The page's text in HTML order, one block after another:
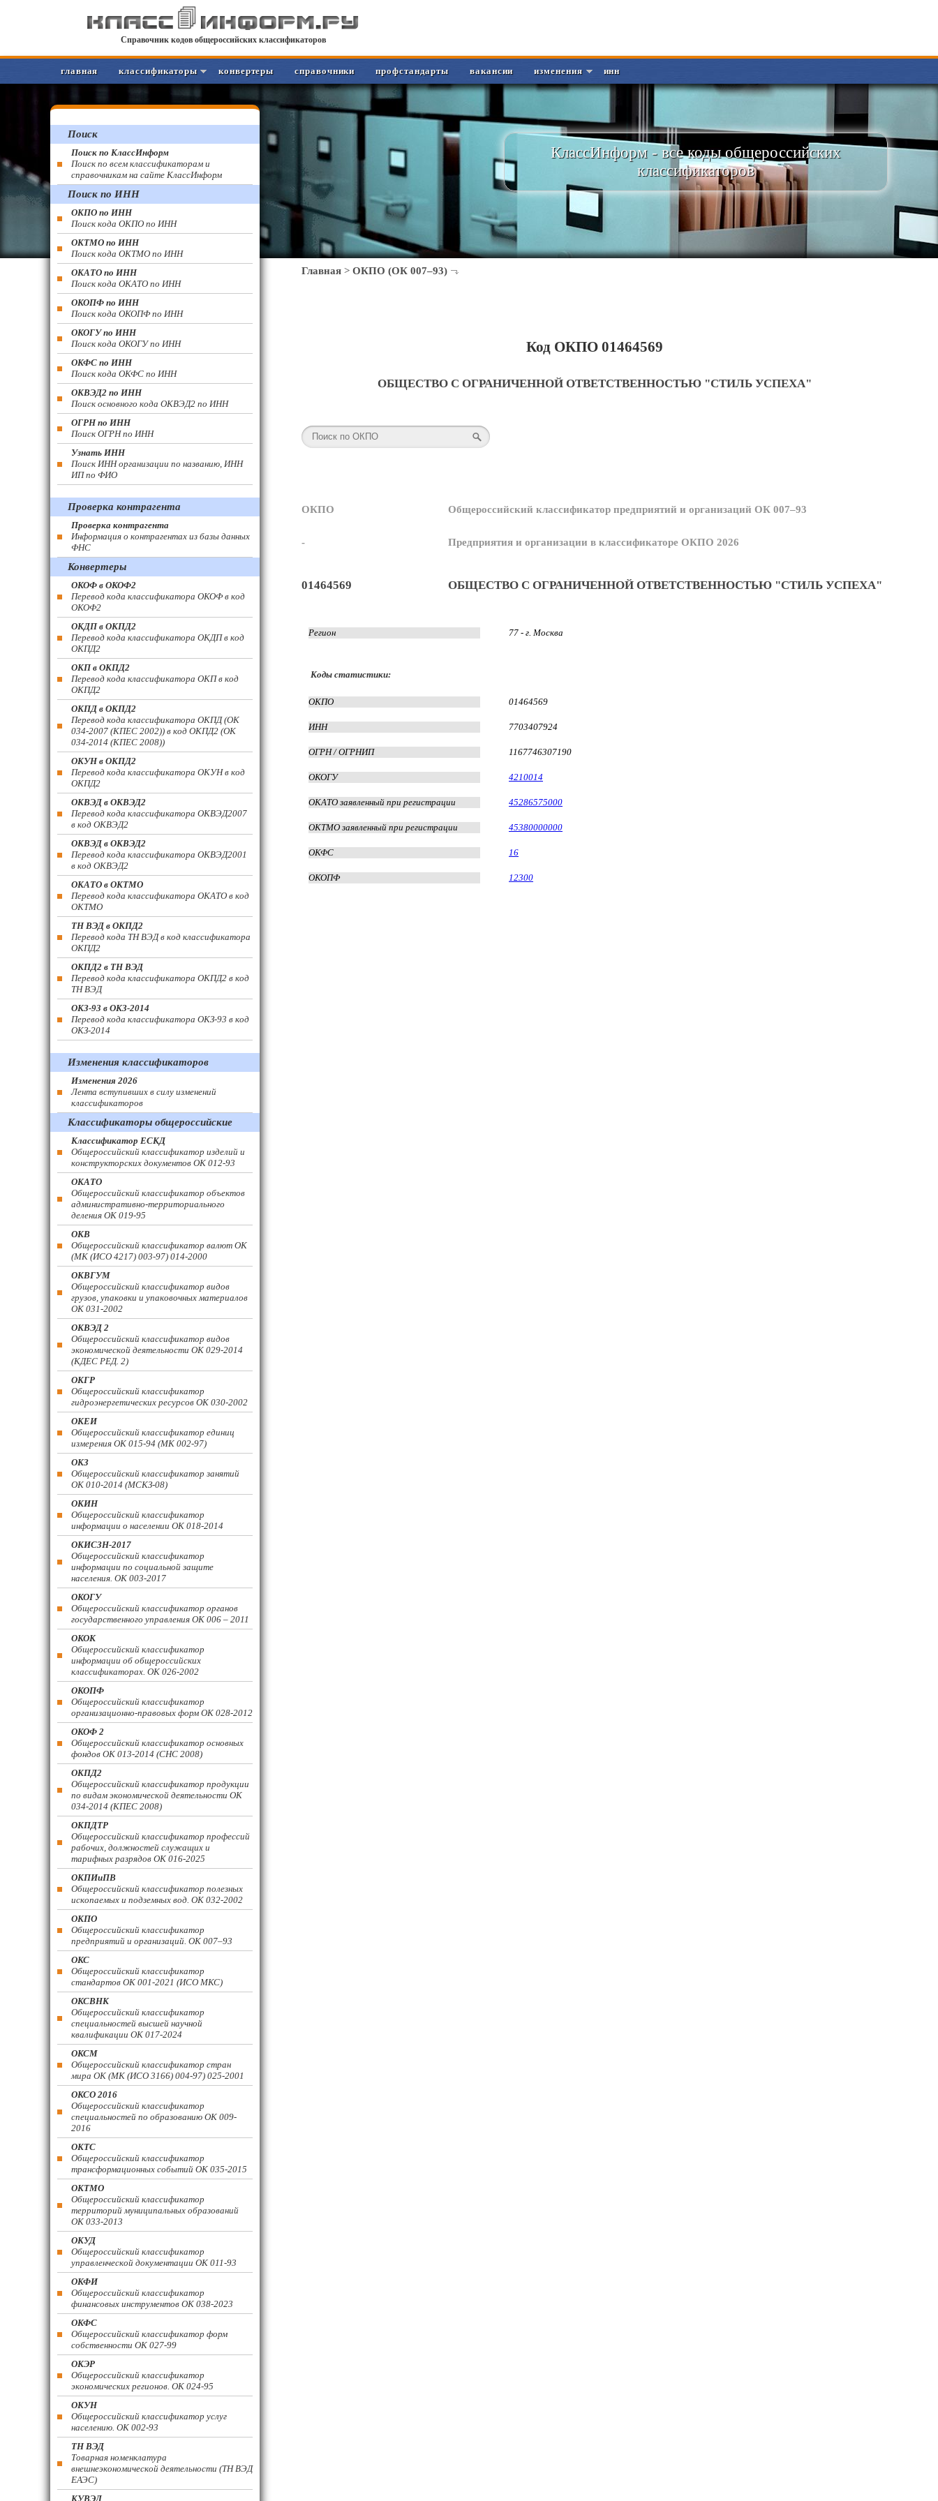
Справочник кодов общероссийских классификаторов
главная классификаторы конвертеры справочники профстандарты вакансии изменения инн
КлассИнформ - все коды общероссийских
классификаторов
Главная > ОКПО (ОК 007–93)
Код ОКПО 01464569
ОБЩЕСТВО С ОГРАНИЧЕННОЙ ОТВЕТСТВЕННОСТЬЮ "СТИЛЬ УСПЕХА"
ОКПО Общероссийский классификатор предприятий и организаций ОК 007–93
- Предприятия и организации в классификаторе ОКПО 2026
01464569 ОБЩЕСТВО С ОГРАНИЧЕННОЙ ОТВЕТСТВЕННОСТЬЮ "СТИЛЬ УСПЕХА"
Регион 77 - г. Москва
Коды статистики:
ОКПО 01464569
ИНН 7703407924
ОГРН / ОГРНИП 1167746307190
ОКОГУ 4210014
ОКАТО заявленный при регистрации 45286575000
ОКТМО заявленный при регистрации 45380000000
ОКФС 16
ОКОПФ 12300
Поиск
Поиск по КлассИнформ
Поиск по всем классификаторам и
справочникам на сайте КлассИнформ
Поиск по ИНН
ОКПО по ИНН
Поиск кода ОКПО по ИНН
ОКТМО по ИНН
Поиск кода ОКТМО по ИНН
ОКАТО по ИНН
Поиск кода ОКАТО по ИНН
ОКОПФ по ИНН
Поиск кода ОКОПФ по ИНН
ОКОГУ по ИНН
Поиск кода ОКОГУ по ИНН
ОКФС по ИНН
Поиск кода ОКФС по ИНН
ОКВЭД2 по ИНН
Поиск основного кода ОКВЭД2 по ИНН
ОГРН по ИНН
Поиск ОГРН по ИНН
Узнать ИНН
Поиск ИНН организации по названию, ИНН
ИП по ФИО
Проверка контрагента
Проверка контрагента
Информация о контрагентах из базы данных
ФНС
Конвертеры
ОКОФ в ОКОФ2
Перевод кода классификатора ОКОФ в код
ОКОФ2
ОКДП в ОКПД2
Перевод кода классификатора ОКДП в код
ОКПД2
ОКП в ОКПД2
Перевод кода классификатора ОКП в код
ОКПД2
ОКПД в ОКПД2
Перевод кода классификатора ОКПД (ОК
034-2007 (КПЕС 2002)) в код ОКПД2 (ОК
034-2014 (КПЕС 2008))
ОКУН в ОКПД2
Перевод кода классификатора ОКУН в код
ОКПД2
ОКВЭД в ОКВЭД2
Перевод кода классификатора ОКВЭД2007
в код ОКВЭД2
ОКВЭД в ОКВЭД2
Перевод кода классификатора ОКВЭД2001
в код ОКВЭД2
ОКАТО в ОКТМО
Перевод кода классификатора ОКАТО в код
ОКТМО
ТН ВЭД в ОКПД2
Перевод кода ТН ВЭД в код классификатора
ОКПД2
ОКПД2 в ТН ВЭД
Перевод кода классификатора ОКПД2 в код
ТН ВЭД
ОКЗ-93 в ОКЗ-2014
Перевод кода классификатора ОКЗ-93 в код
ОКЗ-2014
Изменения классификаторов
Изменения 2026
Лента вступивших в силу изменений
классификаторов
Классификаторы общероссийские
Классификатор ЕСКД
Общероссийский классификатор изделий и
конструкторских документов ОК 012-93
ОКАТО
Общероссийский классификатор объектов
административно-территориального
деления ОК 019-95
ОКВ
Общероссийский классификатор валют ОК
(МК (ИСО 4217) 003-97) 014-2000
ОКВГУМ
Общероссийский классификатор видов
грузов, упаковки и упаковочных материалов
ОК 031-2002
ОКВЭД 2
Общероссийский классификатор видов
экономической деятельности ОК 029-2014
(КДЕС РЕД. 2)
ОКГР
Общероссийский классификатор
гидроэнергетических ресурсов ОК 030-2002
ОКЕИ
Общероссийский классификатор единиц
измерения ОК 015-94 (МК 002-97)
ОКЗ
Общероссийский классификатор занятий
ОК 010-2014 (МСКЗ-08)
ОКИН
Общероссийский классификатор
информации о населении ОК 018-2014
ОКИСЗН-2017
Общероссийский классификатор
информации по социальной защите
населения. ОК 003-2017
ОКОГУ
Общероссийский классификатор органов
государственного управления ОК 006 – 2011
ОКОК
Общероссийский классификатор
информации об общероссийских
классификаторах. ОК 026-2002
ОКОПФ
Общероссийский классификатор
организационно-правовых форм ОК 028-2012
ОКОФ 2
Общероссийский классификатор основных
фондов ОК 013-2014 (СНС 2008)
ОКПД2
Общероссийский классификатор продукции
по видам экономической деятельности ОК
034-2014 (КПЕС 2008)
ОКПДТР
Общероссийский классификатор профессий
рабочих, должностей служащих и
тарифных разрядов ОК 016-2025
ОКПИиПВ
Общероссийский классификатор полезных
ископаемых и подземных вод. ОК 032-2002
ОКПО
Общероссийский классификатор
предприятий и организаций. ОК 007–93
ОКС
Общероссийский классификатор
стандартов ОК 001-2021 (ИСО МКС)
ОКСВНК
Общероссийский классификатор
специальностей высшей научной
квалификации ОК 017-2024
ОКСМ
Общероссийский классификатор стран
мира ОК (МК (ИСО 3166) 004-97) 025-2001
ОКСО 2016
Общероссийский классификатор
специальностей по образованию ОК 009-
2016
ОКТС
Общероссийский классификатор
трансформационных событий ОК 035-2015
ОКТМО
Общероссийский классификатор
территорий муниципальных образований
ОК 033-2013
ОКУД
Общероссийский классификатор
управленческой документации ОК 011-93
ОКФИ
Общероссийский классификатор
финансовых инструментов OK 038-2023
ОКФС
Общероссийский классификатор форм
собственности ОК 027-99
ОКЭР
Общероссийский классификатор
экономических регионов. ОК 024-95
ОКУН
Общероссийский классификатор услуг
населению. ОК 002-93
ТН ВЭД
Товарная номенклатура
внешнеэкономической деятельности (ТН ВЭД
ЕАЭС)
КУВЭД